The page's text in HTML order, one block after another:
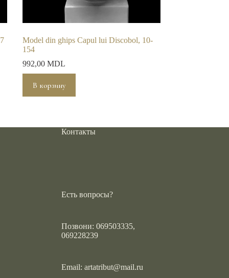
Model din ghips Capul lui Discobol, 10-
154
992,00 MDL
В корзину
Контакты
Есть вопросы?
Позвони: 069503335,
069228239
Email: artatribut@mail.ru